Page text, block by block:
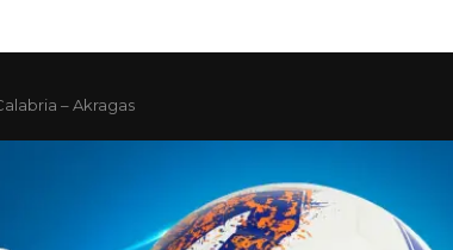
– Akragas